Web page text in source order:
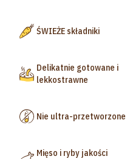
ŚWIEŻE składniki
Delikatnie gotowane i
lekkostrawne
Nie ultra-przetworzone
Mięso i ryby jakości